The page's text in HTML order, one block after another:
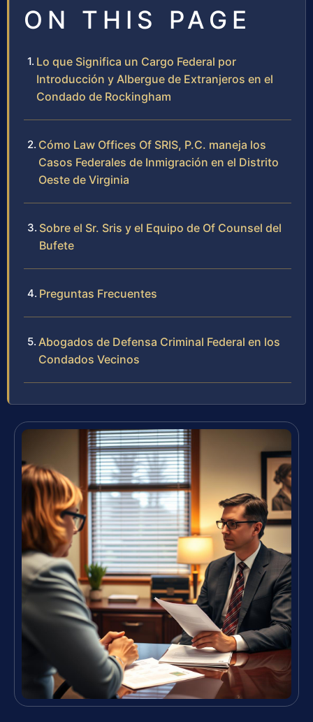
ON THIS PAGE
Lo que Significa un Cargo Federal por
Introducción y Albergue de Extranjeros en el
Condado de Rockingham
Cómo Law Offices Of SRIS, P.C. maneja los
Casos Federales de Inmigración en el Distrito
Oeste de Virginia
Sobre el Sr. Sris y el Equipo de Of Counsel del
Bufete
Preguntas Frecuentes
Abogados de Defensa Criminal Federal en los
Condados Vecinos